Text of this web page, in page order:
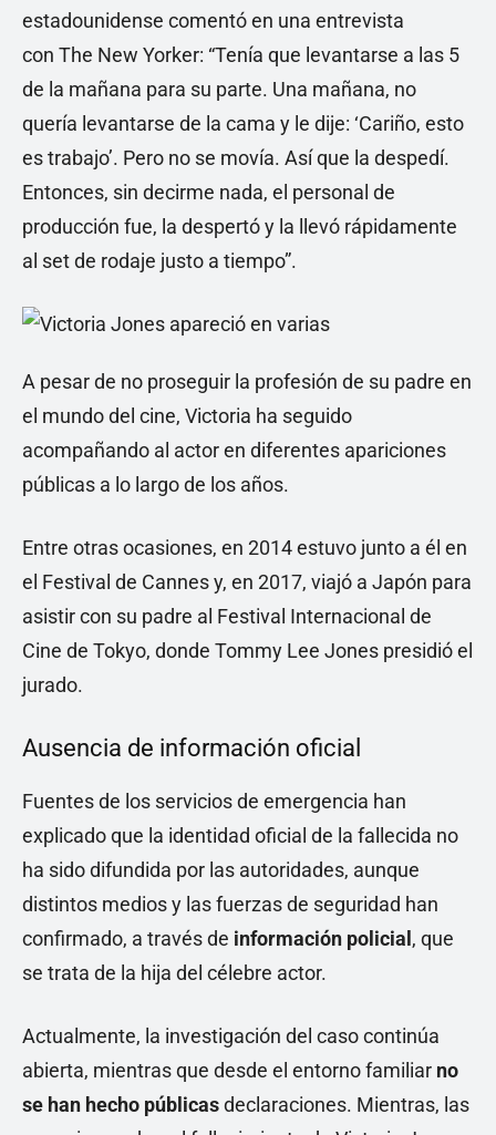
estadounidense comentó en una entrevista
con The New Yorker: “Tenía que levantarse a las 5
de la mañana para su parte. Una mañana, no
quería levantarse de la cama y le dije: ‘Cariño, esto
es trabajo’. Pero no se movía. Así que la despedí.
Entonces, sin decirme nada, el personal de
producción fue, la despertó y la llevó rápidamente
al set de rodaje justo a tiempo”.
A pesar de no proseguir la profesión de su padre en
el mundo del cine, Victoria ha seguido
acompañando al actor en diferentes apariciones
públicas a lo largo de los años.
Entre otras ocasiones, en 2014 estuvo junto a él en
el Festival de Cannes y, en 2017, viajó a Japón para
asistir con su padre al Festival Internacional de
Cine de Tokyo, donde Tommy Lee Jones presidió el
jurado.
Ausencia de información oficial
Fuentes de los servicios de emergencia han
explicado que la identidad oficial de la fallecida no
ha sido difundida por las autoridades, aunque
distintos medios y las fuerzas de seguridad han
confirmado, a través de información policial , que
se trata de la hija del célebre actor.
Actualmente, la investigación del caso continúa
abierta, mientras que desde el entorno familiar no
se han hecho públicasdeclaraciones. Mientras, las